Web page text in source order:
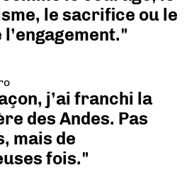
le sacrifice ou le
l’engagement."
j’ai franchi la
des Andes. Pas
mais de
fois."